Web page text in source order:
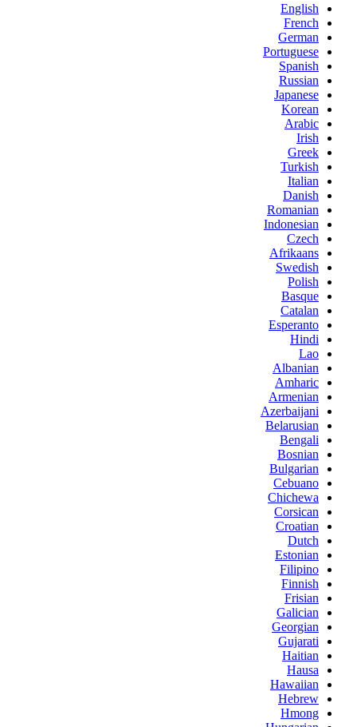
English
French
German
Portuguese
Spanish
Russian
Japanese
Korean
Arabic
Irish
Greek
Turkish
Italian
Danish
Romanian
Indonesian
Czech
Afrikaans
Swedish
Polish
Basque
Catalan
Esperanto
Hindi
Lao
Albanian
Amharic
Armenian
Azerbaijani
Belarusian
Bengali
Bosnian
Bulgarian
Cebuano
Chichewa
Corsican
Croatian
Dutch
Estonian
Filipino
Finnish
Frisian
Galician
Georgian
Gujarati
Haitian
Hausa
Hawaiian
Hebrew
Hmong